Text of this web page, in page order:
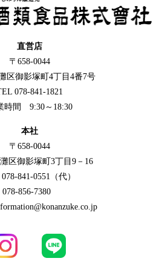
直営店
〒658-0044
区御影塚町4丁目4番7号
078-841-1821
時間 9:30～18:30
本社
〒658-0044
区御影塚町3丁目9－16
841-0551（代）
856-7380